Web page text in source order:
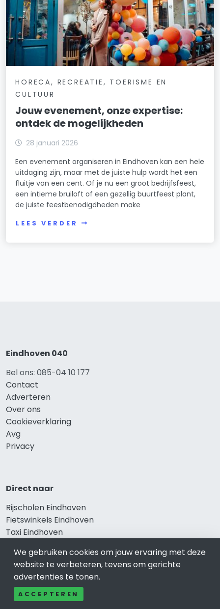
HORECA, RECREATIE, TOERISME EN
CULTUUR
Jouw evenement, onze expertise:
ontdek de mogelijkheden
28 januari 2026
Een evenement organiseren in Eindhoven kan een hele
uitdaging zijn, maar met de juiste hulp wordt het een
fluitje van een cent. Of je nu een groot bedrijfsfeest,
een intieme bruiloft of een gezellig buurtfeest plant,
de juiste feestbenodigdheden make
LEES VERDER
Eindhoven 040
Bel ons: 085-04 10 177
Contact
Adverteren
Over ons
Cookieverklaring
Avg
Privacy
Direct naar
Rijscholen Eindhoven
Fietswinkels Eindhoven
Taxi Eindhoven
Gezondheid Eindhoven
Afvallen Eindhoven
Gezond eten Eindhoven
We gebruiken cookies om jouw ervaring met deze
website te verbeteren, tevens om gerichte
advertenties te tonen.
ACCEPTEREN